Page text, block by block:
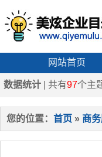
网站首页
数据统计 | 共有97个主
您的位置： 首页 » 商